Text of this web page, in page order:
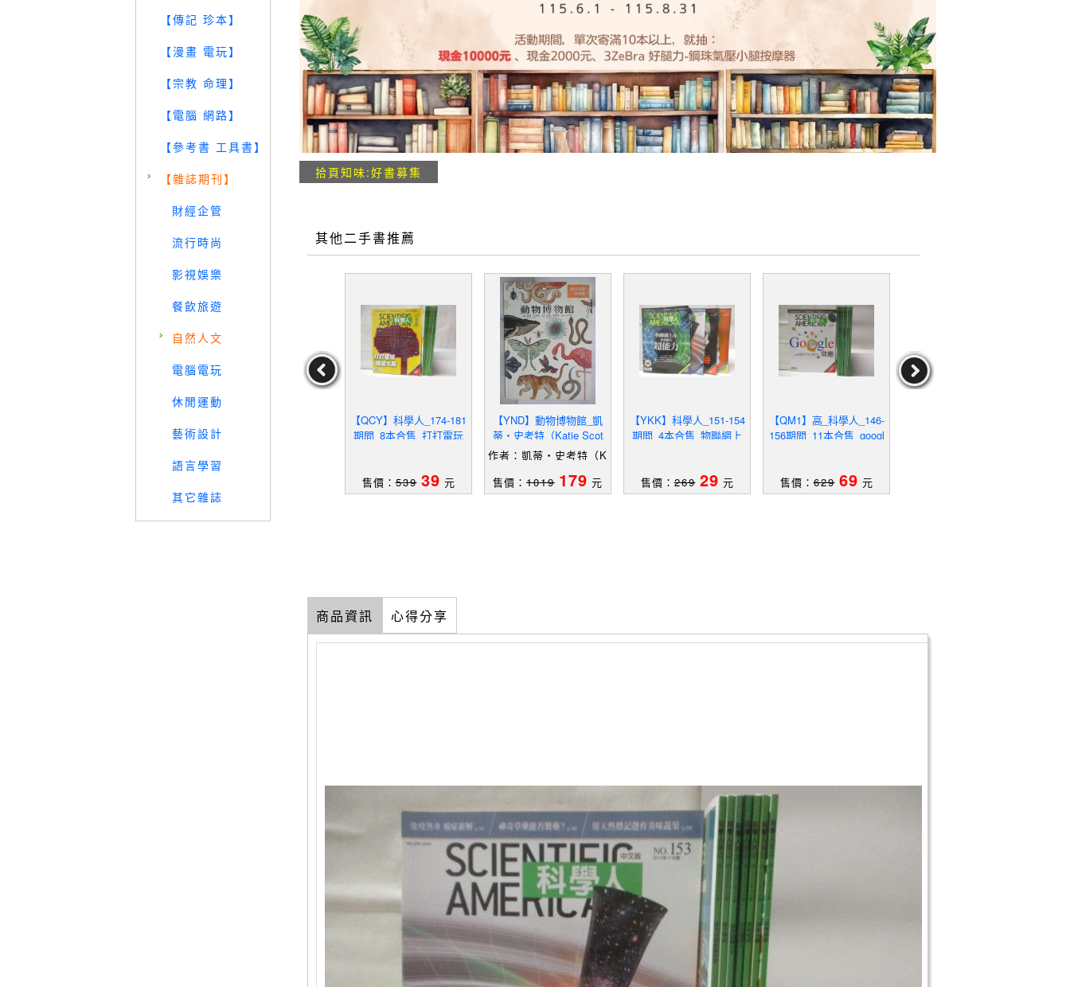
【傳記 珍本】
【漫畫 電玩】
【宗教 命理】
【電腦 網路】
【參考書 工具書】
【雜誌期刊】
財經企管
流行時尚
影視娛樂
餐飲旅遊
自然人文
電腦電玩
休閒運動
藝術設計
語言學習
其它雜誌
拾頁知味:好書募集
其他二手書推薦
期間_6本合售_異形就在
8期間_4本合售_改變未來
【QCY】科學人_174-181
期間_8本合售_打打電玩
售價：539 39 元
【YND】動物博物館_凱
蒂‧史考特（Katie Scot
t）
作者：凱蒂‧史考特（K
售價： 1019 179 元
【YKK】科學人_151-154
期間_4本合售_物聯網上
售價：269 29 元
【QM1】高_科學人_146-
156期間_11本合售_googl
售價：629 69 元
商品資訊 心得分享